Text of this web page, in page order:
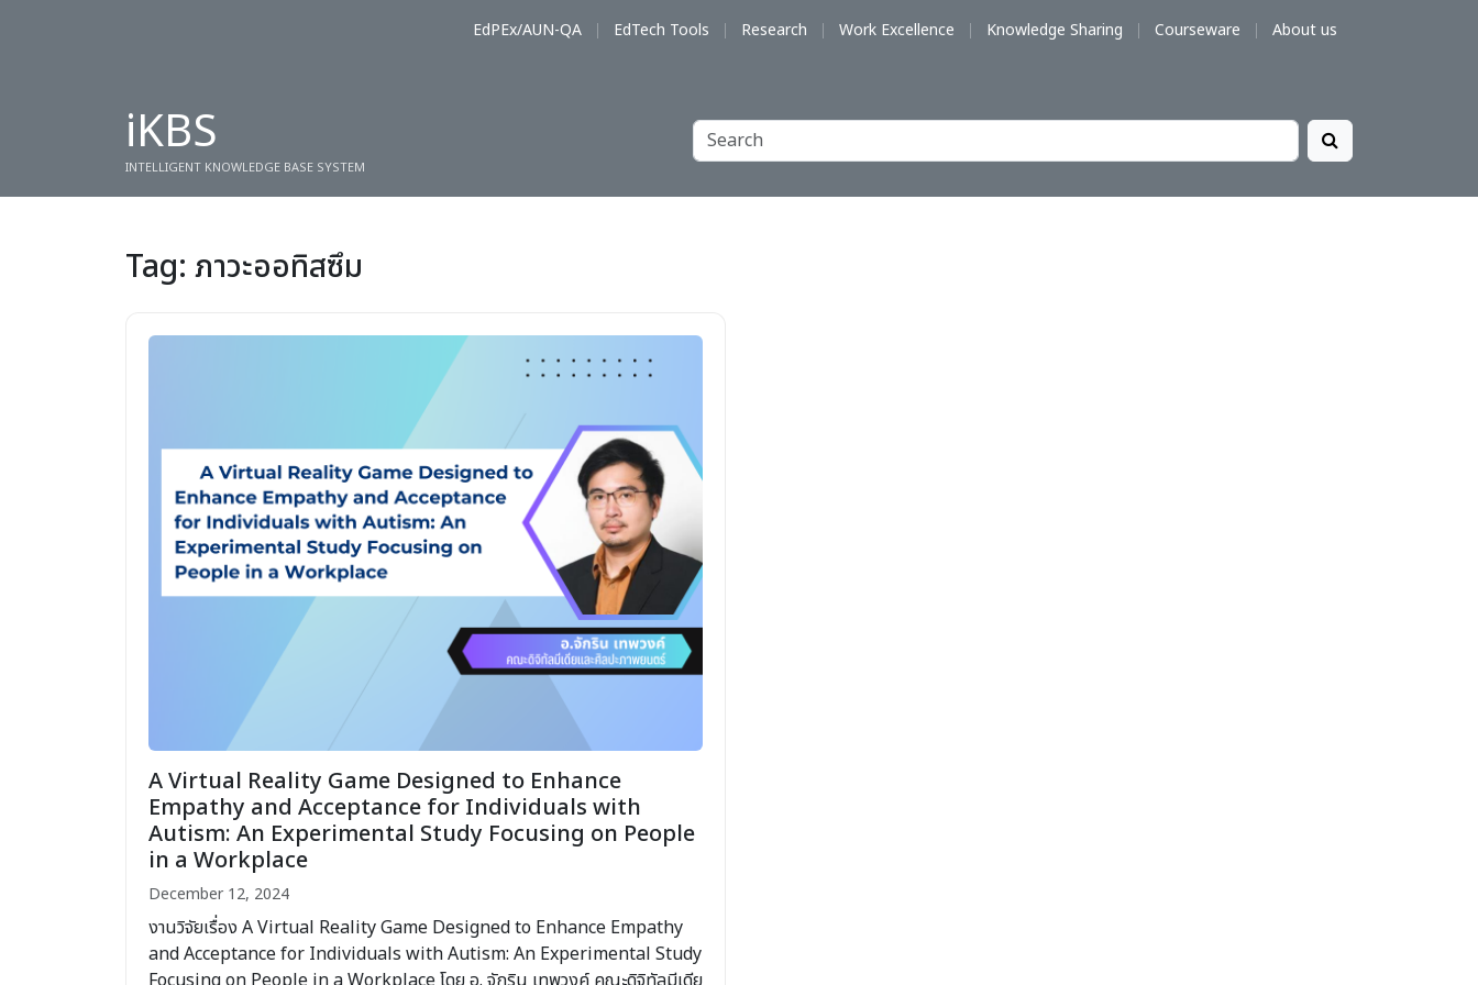
EdPEx/AUN-QA EdTech Tools Research Work Excellence Knowledge Sharing Courseware About us
iKBS
INTELLIGENT KNOWLEDGE BASE SYSTEM
Tag: ภาวะออทิสซึม
A Virtual Reality Game Designed to Enhance
Empathy and Acceptance for Individuals with
Autism: An Experimental Study Focusing on People
in a Workplace
December 12, 2024
งานวิจัยเรื่อง A Virtual Reality Game Designed to Enhance Empathy
and Acceptance for Individuals with Autism: An Experimental Study